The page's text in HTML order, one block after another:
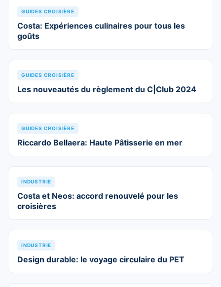
GUIDES CROISIÈRE
Costa: Expériences culinaires pour tous les
goûts
GUIDES CROISIÈRE
Les nouveautés du règlement du C|Club 2024
GUIDES CROISIÈRE
Riccardo Bellaera: Haute Pâtisserie en mer
INDUSTRIE
Costa et Neos: accord renouvelé pour les
croisières
INDUSTRIE
Design durable: le voyage circulaire du PET